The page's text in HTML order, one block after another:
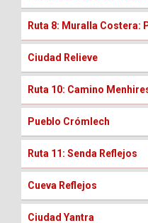
Ruta 8: Muralla Costera:
Ciudad Relieve
Ruta 10: Camino
Pueblo Crómlech
Ruta 11: Senda Reflejos
Cueva Reflejos
Ciudad Yantra